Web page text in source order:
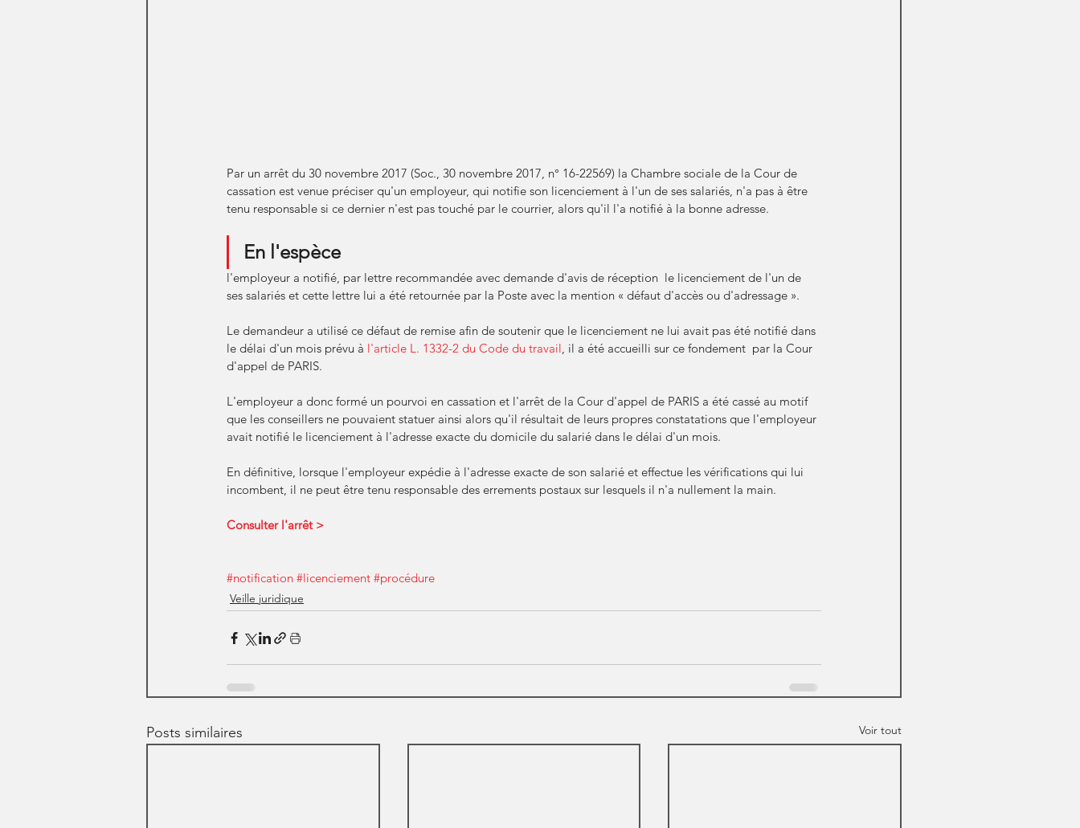
Par un arrêt du 30 novembre 2017 (Soc., 30 novembre 2017, n° 16-22569) la Chambre sociale de la Cour de
cassation est venue préciser qu'un employeur, qui notifie son licenciement à l'un de ses salariés, n'a pas à être
tenu responsable si ce dernier n'est pas touché par le courrier, alors qu'il l'a notifié à la bonne adresse.
En l'espèce
l'employeur a notifié, par lettre recommandée avec demande d'avis de réception  le licenciement de l'un de
ses salariés et cette lettre lui a été retournée par la Poste avec la mention « défaut d'accès ou d'adressage ».
Le demandeur a utilisé ce défaut de remise afin de soutenir que le licenciement ne lui avait pas été notifié dans
le délai d'un mois prévu à l'article L. 1332-2 du Code du travail, il a été accueilli sur ce fondement  par la Cour
d'appel de PARIS.
L'employeur a donc formé un pourvoi en cassation et l'arrêt de la Cour d'appel de PARIS a été cassé au motif
que les conseillers ne pouvaient statuer ainsi alors qu'il résultait de leurs propres constatations que l'employeur
avait notifié le licenciement à l'adresse exacte du domicile du salarié dans le délai d'un mois.
En définitive, lorsque l'employeur expédie à l'adresse exacte de son salarié et effectue les vérifications qui lui
incombent, il ne peut être tenu responsable des errements postaux sur lesquels il n'a nullement la main.
Consulter l'arrêt >
#notification #licenciement #procédure
Veille juridique
Posts similaires Voir tout